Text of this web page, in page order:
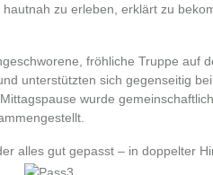
zu erleben, erklärt zu
fröhliche Truppe auf
unterstützten sich gegenseitig
wurde
alles gut gepasst – in doppelter